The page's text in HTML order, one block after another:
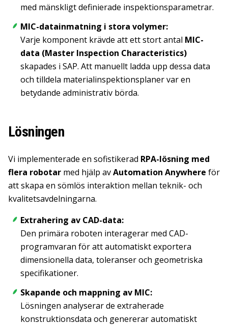
med mänskligt definierade inspektionsparametrar.
MIC-datainmatning i stora volymer:
Varje komponent krävde att ett stort antal MIC-
data (Master Inspection Characteristics)
skapades i SAP. Att manuellt ladda upp dessa data
och tilldela materialinspektionsplaner var en
betydande administrativ börda.
Lösningen
Vi implementerade en sofistikerad RPA-lösning med
flera robotar med hjälp avAutomation Anywhere för
att skapa en sömlös interaktion mellan teknik- och
kvalitetsavdelningarna.
Extrahering av CAD-data:
Den primära roboten interagerar med CAD-
programvaran för att automatiskt exportera
dimensionella data, toleranser och geometriska
specifikationer.
Skapande och mappning av MIC:
Lösningen analyserar de extraherade
konstruktionsdata och genererar automatiskt